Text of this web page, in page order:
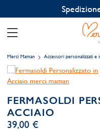
Merci Maman Accessori personalizzati e
FERMASOLDI
ACCIAIO
39,00 €